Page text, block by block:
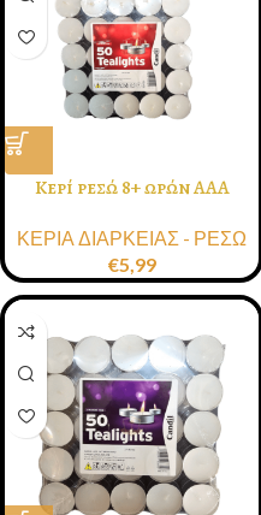
Κερί ρεσώ 8+ ωρών ΑΑΑ
ΚΕΡΙΑ ΔΙΑΡΚΕΙΑΣ - ΡΕΣΩ
€5,99